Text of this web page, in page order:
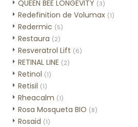
QUEEN BEE LONGEVITY (3)
Redefinition de Volumax (1)
Redermic (5)
Restaura (2)
Resveratrol Lift (6)
RETINAL LINE (2)
Retinol (1)
Retisil (1)
Rheacalm (1)
Rosa Mosqueta BIO (8)
Rosaid (1)